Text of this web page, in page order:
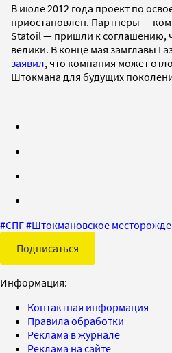
В июле 2012 года проект по
приостановлен. Партнеры —
Statoil — пришли к соглашению,
велики. В конце мая замглавы
заявил, что компания может
Штокмана для будущих
#СПГ#Штокмановское
Подписаться
Информация:
Контактная информация
Правила обработки
Реклама в журнале
Реклама на сайте